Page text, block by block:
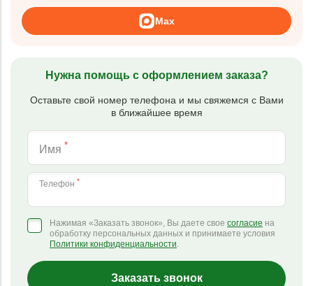
Max
Нужна помощь с оформлением заказа?
Оставьте свой номер телефона и мы свяжемся с Вами
в ближайшее время
Имя *
Телефон *
Нажимая «Заказать звонок», Вы даете свое согласие на
обработку персональных данных и принимаете условия
Политики конфиденциальности.
Заказать звонок